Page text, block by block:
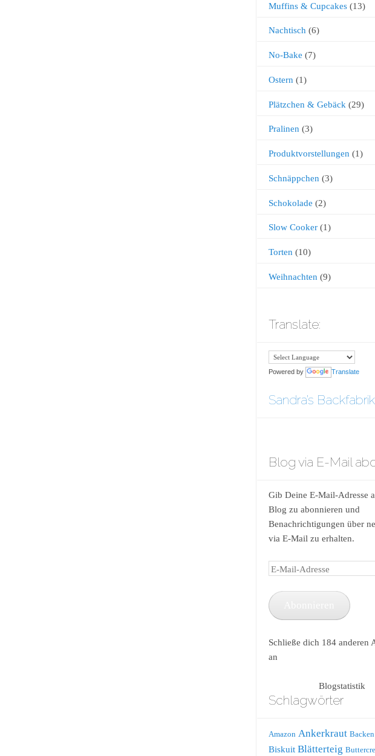
Muffins & Cupcakes(13)
Nachtisch(6)
No-Bake (7)
Ostern (1)
Plätzchen & Gebäck (29)
Pralinen (3)
Produktvorstellungen (1)
Schnäppchen (3)
Schokolade (2)
Slow Cooker(1)
Torten (10)
Weihnachten (9)
Translate:
Powered by Translate
Sandra’s Backfabrik
Blog via E-Mail
Gib Deine E-Mail-Adresse
Blog zu abonnieren und
Benachrichtigungen über
via E-Mail zu erhalten.
E-
Adresse
Schließe dich 184 anderen
an
Blogstatistik
Schlagwörter
Amazon Ankerkraut Backen
Biskuit Blätterteig